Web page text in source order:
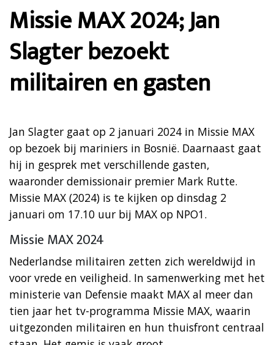
Missie MAX 2024; Jan
Slagter bezoekt
militairen en gasten
Jan Slagter gaat op 2 januari 2024 in Missie MAX
op bezoek bij mariniers in Bosnië. Daarnaast gaat
hij in gesprek met verschillende gasten,
waaronder demissionair premier Mark Rutte.
Missie MAX (2024) is te kijken op dinsdag 2
januari om 17.10 uur bij MAX op NPO1.
Missie MAX 2024
Nederlandse militairen zetten zich wereldwijd in
voor vrede en veiligheid. In samenwerking met het
ministerie van Defensie maakt MAX al meer dan
tien jaar het tv-programma Missie MAX, waarin
uitgezonden militairen en hun thuisfront centraal